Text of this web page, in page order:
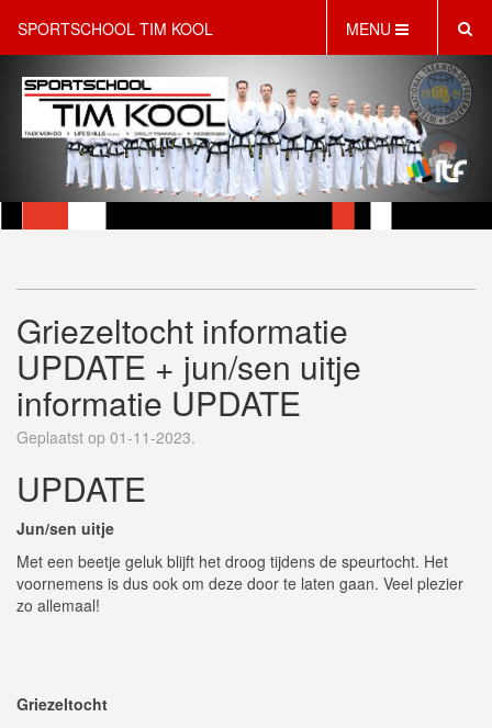
SPORTSCHOOL TIM KOOL MENU
HOME
INFORMATIE
LESAANBOD
ROOSTER
KINDERFEESTJES
WEBSHOP
SCHRIJF JE NU IN!
CONTACT
Griezeltocht informatie
UPDATE + jun/sen uitje
informatie UPDATE
Geplaatst op 01-11-2023.
UPDATE
Jun/sen uitje
Met een beetje geluk blijft het droog tijdens de speurtocht. Het
voornemens is dus ook om deze door te laten gaan. Veel plezier
zo allemaal!
Griezeltocht